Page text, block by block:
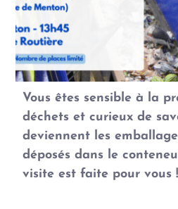
Vous êtes sensible à la
déchets et curieux de
deviennent les
déposés dans le
visite est faite pour vous !